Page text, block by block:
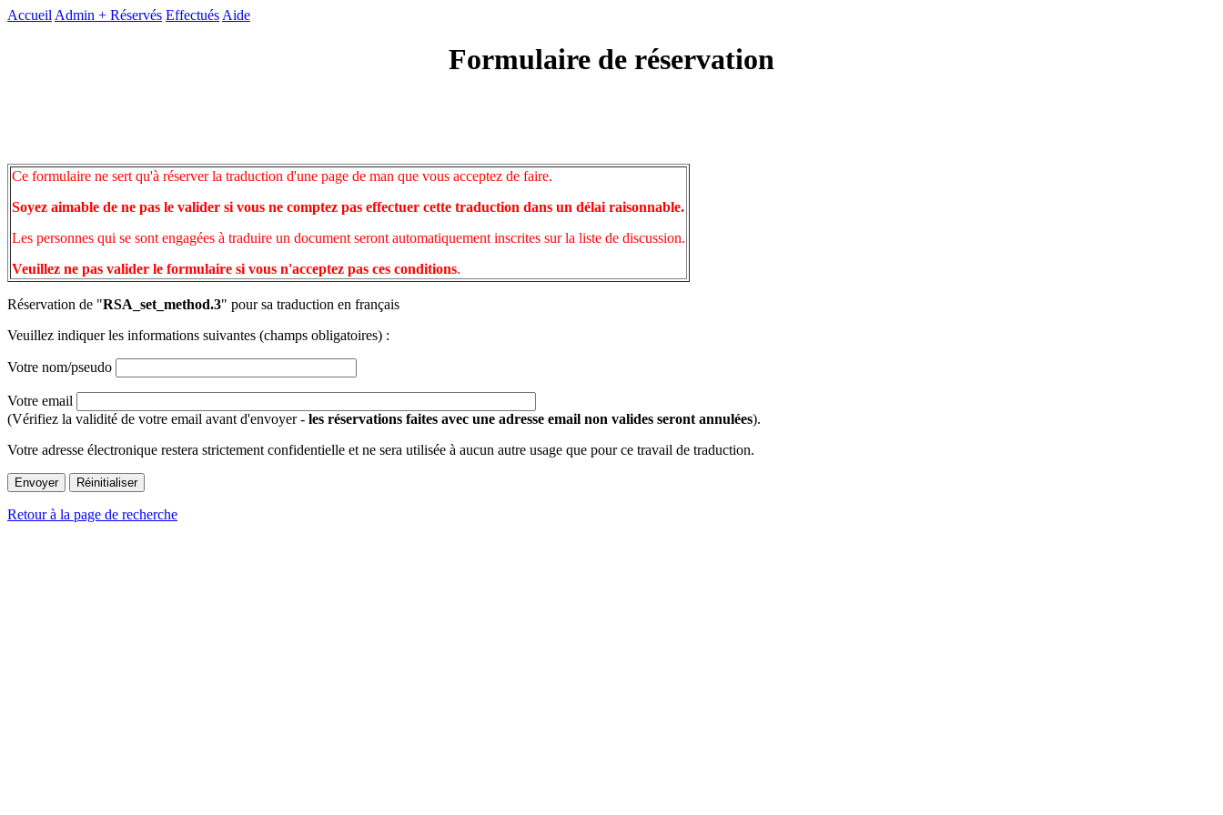
Accueil Admin + Réservés Effectués Aide
Formulaire de réservation
Ce formulaire ne sert qu'à réserver la traduction d'une page de man que vous acceptez de faire.
Soyez aimable de ne pas le valider si vous ne comptez pas effectuer cette traduction dans un délai raisonnable.
Les personnes qui se sont engagées à traduire un document seront automatiquement inscrites sur la liste de discussion.
Veuillez ne pas valider le formulaire si vous n'acceptez pas ces conditions.
Réservation de "RSA_set_method.3" pour sa traduction en français
Veuillez indiquer les informations suivantes (champs obligatoires) :
Votre nom/pseudo
Votre email
(Vérifiez la validité de votre email avant d'envoyer - les réservations faites avec une adresse email non valides seront annulées).
Votre adresse électronique restera strictement confidentielle et ne sera utilisée à aucun autre usage que pour ce travail de traduction.
Retour à la page de recherche